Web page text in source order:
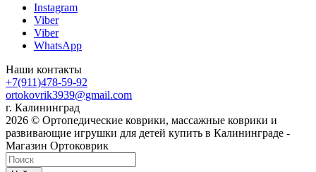
Instagram
Viber
Viber
WhatsApp
Наши контакты
+7(911)478-59-92
ortokovrik3939@gmail.com
г. Калининград
2026 © Ортопедические коврики, массажные коврики и
развивающие игрушки для детей купить в Калининграде -
Магазин Ортоковрик